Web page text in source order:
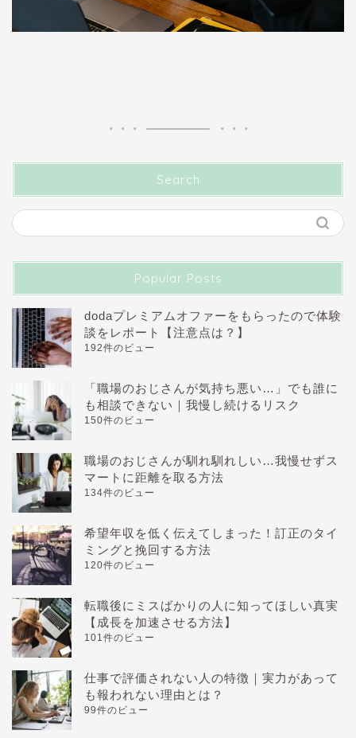
Search
Popular Posts
dodaプレミアムオファーをもらったので体験
談をレポート【注意点は？】
192件のビュー
「職場のおじさんが気持ち悪い…」でも誰に
も相談できない｜我慢し続けるリスク
150件のビュー
職場のおじさんが馴れ馴れしい…我慢せずス
マートに距離を取る方法
134件のビュー
希望年収を低く伝えてしまった！訂正のタイ
ミングと挽回する方法
120件のビュー
転職後にミスばかりの人に知ってほしい真実
【成長を加速させる方法】
101件のビュー
仕事で評価されない人の特徴｜実力があって
も報われない理由とは？
99件のビュー